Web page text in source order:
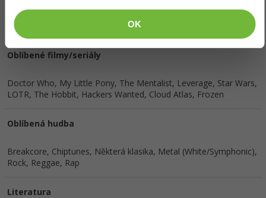
OK
FX6300 @ 5.3GHz, 990XA-UD3, GTX 650 2GB, HyperX Fury 16GB
(@ 1.9GHz), 1TB HDD + 64GB SSD
Oblíbené filmy/seriály
Doctor Who, My Little Pony, The Mentalist, Leverage, Star Wars,
LOTR, The Hobbit, Hackers Wanted, Cloud Atlas, Frozen
Oblíbená hudba
Breakcore, Chiptunes, Některá klasika, Metal (White/Symphonic),
Rock, Reggae, Rap
Literatura